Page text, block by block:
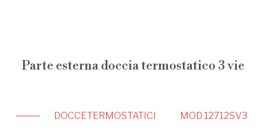
Parte esterna doccia termostatico 3 vie
DOCCETERMOSTATICI MOD 12712SV3